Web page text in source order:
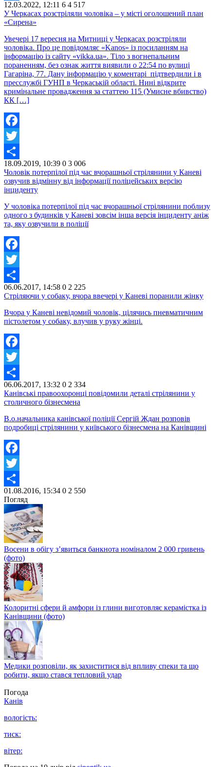
Share
12.03.2022, 12:11 6 4 517
У Черкасах розстріляли чоловіка – у місті оголошений план
«Сирена»
Увечері 17 вересня на Митниці у Черкасах розстріляли
чоловіка. Про це повідомляє «Kanos» із посиланням на
інформацію із сайту «vikka.ua». Тіло з вогнепальним
пораненням, без ознак життя виявили о 22:54 по вулиці
Гагаріна, 77. Дану інформацію у коментарі підтвердили і в
пресслужбі ГУНП в Черкаській області. Нині відкрите
кримінальне провадження за статтею 115 (Умисне вбивство)
КК […]
Facebook
Twitter
Share
18.09.2019, 10:39 0 3 006
Чоловік потерпілої під час вчорашньої стрілянини у Каневі
озвучив відмінну від інформації поліцейських версію
інциденту
У чоловіка потерпілої під час вчорашньої стрілянини поблизу
одного з будинків у Каневі зовсім інша версія інциденту аніж
та, яку озвучили в поліції
Facebook
Twitter
Share
06.06.2017, 14:58 0 2 225
Стріляючи у собаку, вчора ввечері у Каневі поранили жінку
Вчора у Каневі невідомий чоловік, цілячись пневматичним
пістолетом у собаку, влучив у руку жінці.
Facebook
Twitter
Share
06.06.2017, 13:32 0 2 334
Канівські правоохоронці повідомили деталі стрілянини у
столичного бізнесмена
В.о.начальника канівської поліції Сергій Ждан розповів
подробиці стрілянини у київського бізнесмена на Канівщині
Facebook
Twitter
Share
01.08.2016, 15:34 0 2 550
Погляд
Восени в обігу з’явиться банкнота номіналом 2 000 гривень
(фото)
Колоритні сфери й амфори із глини виготовляє керамістка із
Канівщини (фото)
Медики розповіли, як захиститися від впливу спеки та що
робити, якщо стався тепловий удар
Погода
Канів
вологість:
тиск:
вітер: